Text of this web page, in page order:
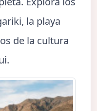
la playa
de la cultura